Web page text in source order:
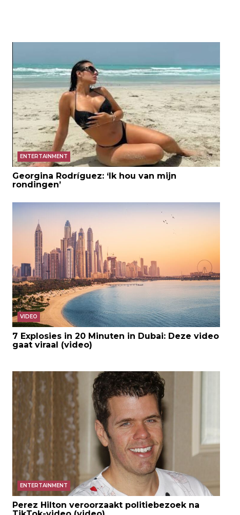
ENTERTAINMENT
Georgina Rodríguez: ‘Ik hou van mijn
rondingen’
VIDEO
7 Explosies in 20 Minuten in Dubai: Deze video
gaat viraal (video)
ENTERTAINMENT
Perez Hilton veroorzaakt politiebezoek na